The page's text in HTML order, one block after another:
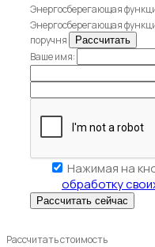
Энергосберегающая
Энергосберегающая
поручня
Ваше имя:
Нажимая на
обработку
Рассчитать стоимость